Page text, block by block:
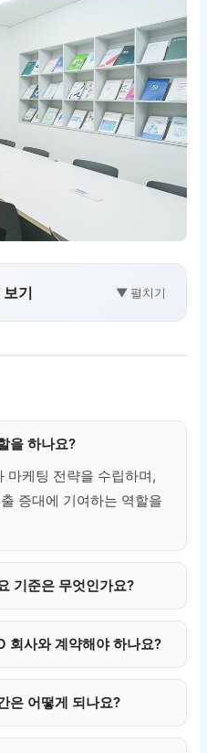
기 ▼ 펼치기
을 하나요?
마케팅 전략을 수립하며,
증대에 기여하는 역할을
기준은 무엇인가요?
회사와 계약해야 하나요?
은 어떻게 되나요?